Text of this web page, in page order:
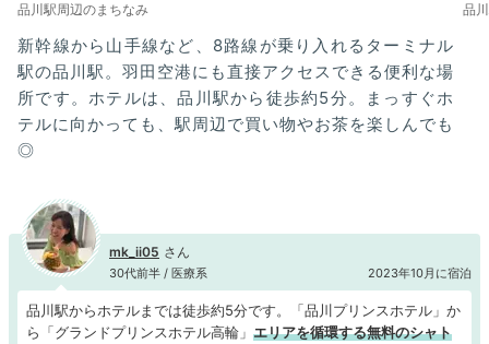
品川駅周辺のまちなみ 品
新幹線から山手線など、8路線が乗り入れるターミナル
駅の品川駅。羽田空港にも直接アクセスできる便利な場
所です。ホテルは、品川駅から徒歩約5分。まっすぐホ
テルに向かっても、駅周辺で買い物やお茶を楽しんでも
◎
mk_ii05
30代前半 / 医療系 2023年10月に宿泊
品川駅からホテルまでは徒歩約5分です。「品川プリンスホテル」か
ら「グランドプリンスホテル高輪」 エリアを循環する無料のシャト